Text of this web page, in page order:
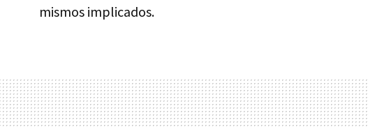
mismos implicados.